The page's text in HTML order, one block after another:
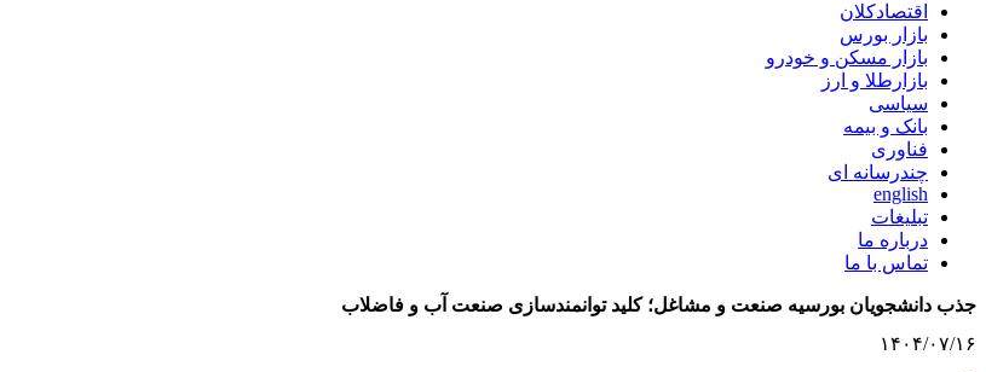
اقتصادکلان
بازار بورس
بازار مسکن و خودرو
بازارطلا و ارز
سیاسی
بانک و بیمه
فناوری
چندرسانه ای
english
تبلیغات
درباره ما
تماس با ما
جذب دانشجویان بورسیه صنعت و مشاغل؛ کلید توانمندسازی صنعت آب و فاضلاب
۱۴۰۴/۰۷/۱۶